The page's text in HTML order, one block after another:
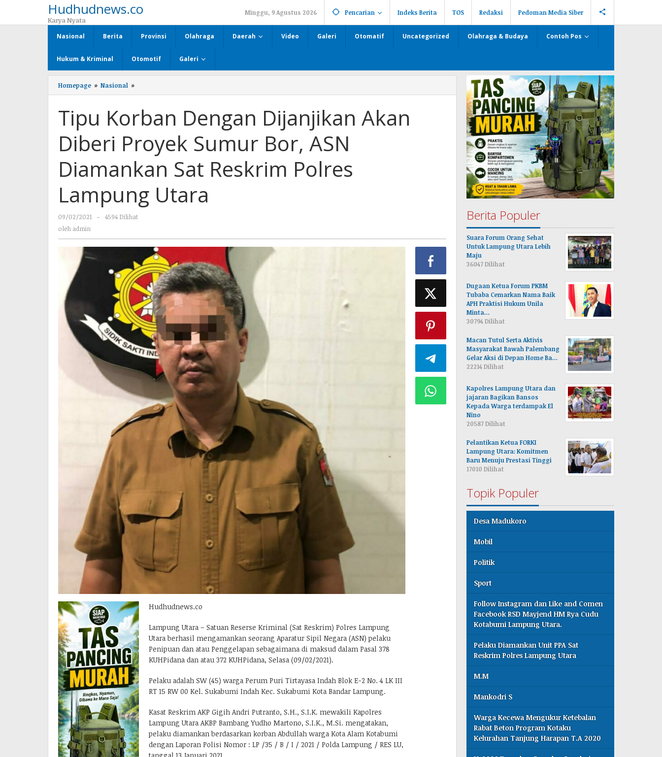
Hudhudnews.co
Karya Nyata
Minggu, 9 Agustus 2026 Pencarian Indeks Berita TOS Redaksi Pedoman Media Siber
Nasional Berita Provinsi Olahraga Daerah Video Galeri Otomatif Uncategorized Olahraga & Budaya Contoh Pos
Hukum & Kriminal Otomotif Galeri
Homepage » Nasional »
Korban
Dijanjikan
Akan
Proyek
Sumur
ASN
Diamankan
Reskrim
Polres
Lampung
Utara
Tipu Korban Dengan Dijanjikan Akan
Diberi Proyek Sumur Bor, ASN
Diamankan Sat Reskrim Polres
Lampung Utara
09/02/2021
oleh
-
4594 Dilihat
oleh admin
Hudhudnews.co
Lampung Utara – Satuan Reserse Kriminal (Sat Reskrim) Polres Lampung
Utara berhasil mengamankan seorang Aparatur Sipil Negara (ASN) pelaku
Penipuan dan atau Penggelapan sebagaimana di maksud dalam Pasal 378
KUHPidana dan atau 372 KUHPidana, Selasa (09/02/2021).
Pelaku adalah SW (45) warga Perum Puri Tirtayasa Indah Blok E-2 No. 4 LK III
RT 15 RW 00 Kel. Sukabumi Indah Kec. Sukabumi Kota Bandar Lampung.
Kasat Reskrim AKP Gigih Andri Putranto, S.H., S.I.K. mewakili Kapolres
Lampung Utara AKBP Bambang Yudho Martono, S.I.K., M.Si. mengatakan,
pelaku diamankan berdasarkan korban Abdullah warga Kota Alam Kotabumi
dengan Laporan Polisi Nomor : LP /35 / B / I / 2021 / Polda Lampung / RES LU,
tanggal 13 Januari 2021.
Berita Populer
Suara Forum Orang Sehat
Untuk Lampung Utara Lebih
Maju
36047 Dilihat
Dugaan Ketua Forum PKBM
Tubaba Cemarkan Nama Baik
APH Praktisi Hukum Unila
Minta…
30794 Dilihat
Macan Tutul Serta Aktivis
Masyarakat Bawah Palembang
Gelar Aksi di Depan Home Ba…
22214 Dilihat
Kapolres Lampung Utara dan
jajaran Bagikan Bansos
Kepada Warga terdampak El
Nino
20587 Dilihat
Pelantikan Ketua FORKI
Lampung Utara: Komitmen
Baru Menuju Prestasi Tinggi
17010 Dilihat
Topik Populer
Desa Madukoro
Mobil
Politik
Sport
Follow Instagram dan Like and Comen
Facebook RSD Mayjend HM Rya Cudu
Kotabumi Lampung Utara.
Pelaku Diamankan Unit PPA Sat
Reskrim Polres Lampung Utara
M.M
Mankodri S
Warga Kecewa Mengukur Ketebalan
Rabat Beton Program Kotaku
Kelurahan Tanjung Harapan T.A 2020